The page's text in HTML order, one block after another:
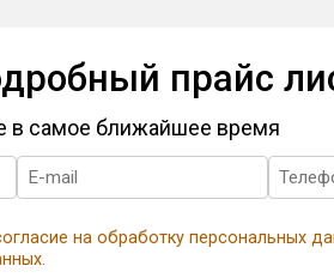
прайс
в самое ближайшее время
на обработку персональных
.